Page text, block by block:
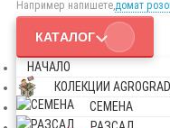
Например напишете,домат
КАТАЛОГ
НАЧАЛО
КОЛЕКЦИИ
СЕМЕНА